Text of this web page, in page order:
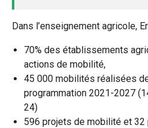
Dans l’enseignement agricole,
70% des établissements
actions de mobilité,
45 000 mobilités réalisées
programmation 2021-2027
24)
596 projets de mobilité et 32